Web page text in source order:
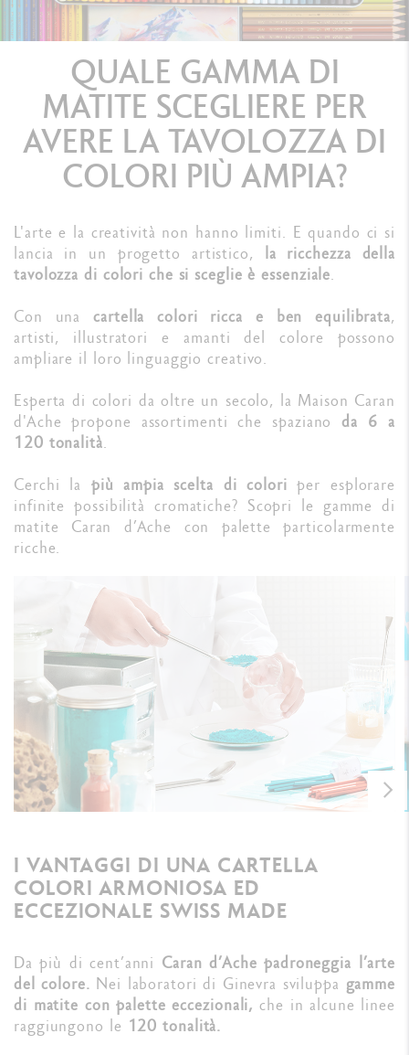
QUALE GAMMA DI
MATITE SCEGLIERE PER
AVERE LA TAVOLOZZA DI
COLORI PIÙ AMPIA?
L'arte e la creatività non hanno limiti. E quando ci si
lancia in un progetto artistico, la ricchezza della
tavolozza di colori che si sceglie è essenziale.
Con unacartella colori ricca e ben equilibrata,
artisti, illustratori e amanti del colore possono
ampliare il loro linguaggio creativo.
Esperta di colori da oltre un secolo, la Maison Caran
d'Ache propone assortimenti che spazianoda 6 a
120 tonalità.
Cerchi la più ampia scelta di colori per esplorare
infinite possibilità cromatiche? Scopri le gamme di
matite Caran d’Ache con palette particolarmente
ricche.
I VANTAGGI DI UNA CARTELLA
COLORI ARMONIOSA ED
ECCEZIONALE SWISS MADE
Da più di cent’anni Caran d’Ache padroneggia l’arte
del colore. Nei laboratori di Ginevra sviluppa gamme
di matite con palette eccezionali, che in alcune linee
raggiungono le 120 tonalità.